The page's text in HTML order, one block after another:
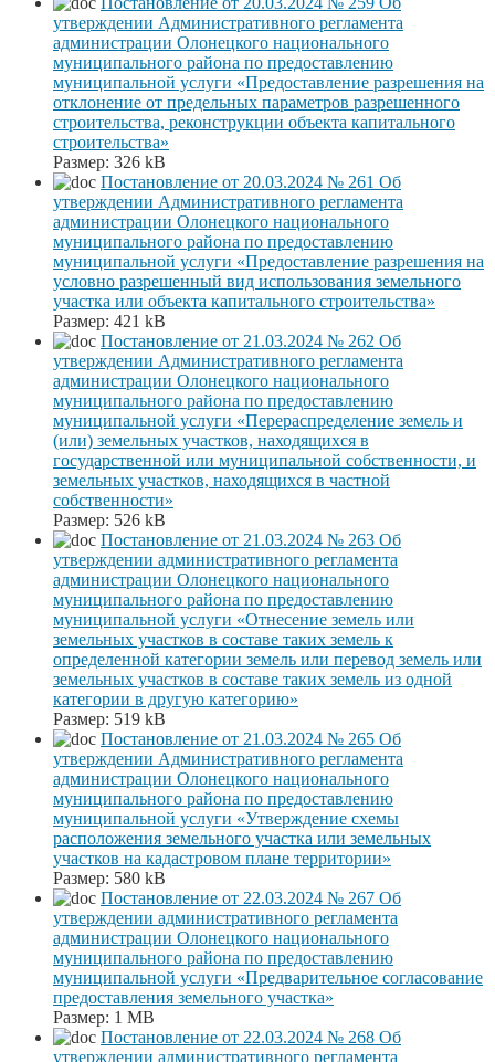
утверждении Административного регламента
администрации Олонецкого национального
муниципального района по предоставлению
муниципальной услуги «Предоставление разрешения на
отклонение от предельных параметров разрешенного
строительства, реконструкции объекта капитального
строительства»
Размер: 326 kB
Постановление от 20.03.2024 № 261 Об
утверждении Административного регламента
администрации Олонецкого национального
муниципального района по предоставлению
муниципальной услуги «Предоставление разрешения на
условно разрешенный вид использования земельного
участка или объекта капитального строительства»
Размер: 421 kB
Постановление от 21.03.2024 № 262 Об
утверждении Административного регламента
администрации Олонецкого национального
муниципального района по предоставлению
муниципальной услуги «Перераспределение земель и
(или) земельных участков, находящихся в
государственной или муниципальной собственности, и
земельных участков, находящихся в частной
собственности»
Размер: 526 kB
Постановление от 21.03.2024 № 263 Об
утверждении административного регламента
администрации Олонецкого национального
муниципального района по предоставлению
муниципальной услуги «Отнесение земель или
земельных участков в составе таких земель к
определенной категории земель или перевод земель или
земельных участков в составе таких земель из одной
категории в другую категорию»
Размер: 519 kB
Постановление от 21.03.2024 № 265 Об
утверждении Административного регламента
администрации Олонецкого национального
муниципального района по предоставлению
муниципальной услуги «Утверждение схемы
расположения земельного участка или земельных
участков на кадастровом плане территории»
Размер: 580 kB
Постановление от 22.03.2024 № 267 Об
утверждении административного регламента
администрации Олонецкого национального
муниципального района по предоставлению
муниципальной услуги «Предварительное согласование
предоставления земельного участка»
Размер: 1 MB
Постановление от 22.03.2024 № 268 Об
утверждении административного регламента